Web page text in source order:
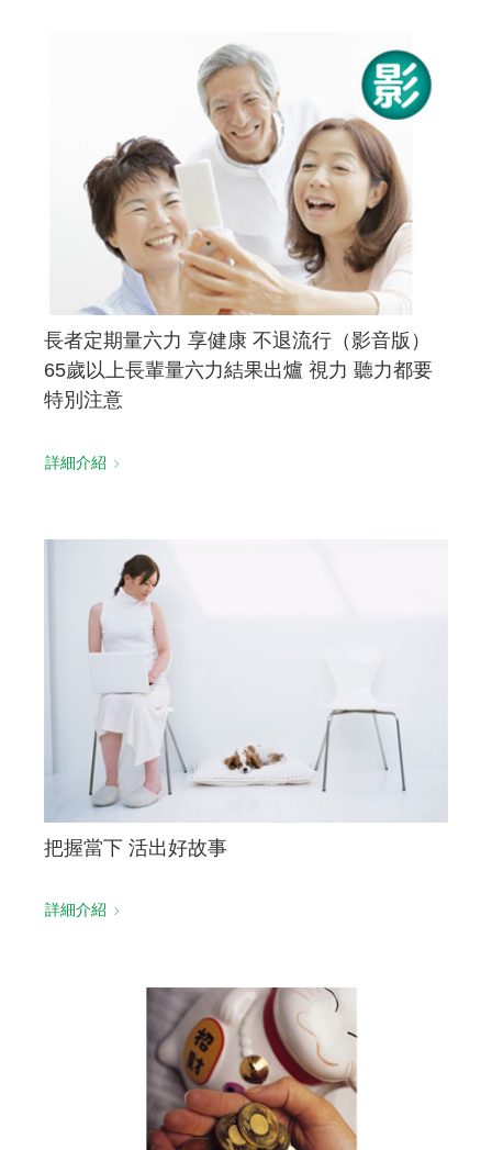
長者定期量六力 享健康 不退流行（影音版）
65歲以上長輩量六力結果出爐 視力 聽力都要
特別注意
詳細介紹
把握當下 活出好故事
詳細介紹